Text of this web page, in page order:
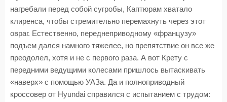
нагребали перед собой сугробы, Каптюрам хватало
клиренса, чтобы стремительно перемахнуть через этот
овраг. Естественно, переднеприводному «французу»
подъем дался намного тяжелее, но препятствие он все же
преодолел, хотя и не с первого раза. А вот Крету с
передними ведущими колесами пришлось вытаскивать
«наверх» с помощью УАЗа. Да и полноприводный
кроссовер от Hyundai справился с испытанием с трудом: